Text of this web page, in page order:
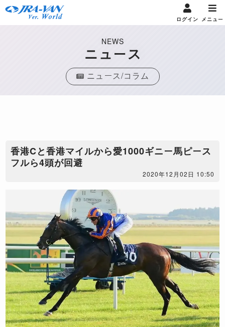
ログイン メニュー
NEWS
ニュース
ニュース/コラム
香港Cと香港マイルから愛1000ギニー馬ピース
フルら4頭が回避
2020年12月02日 10:50